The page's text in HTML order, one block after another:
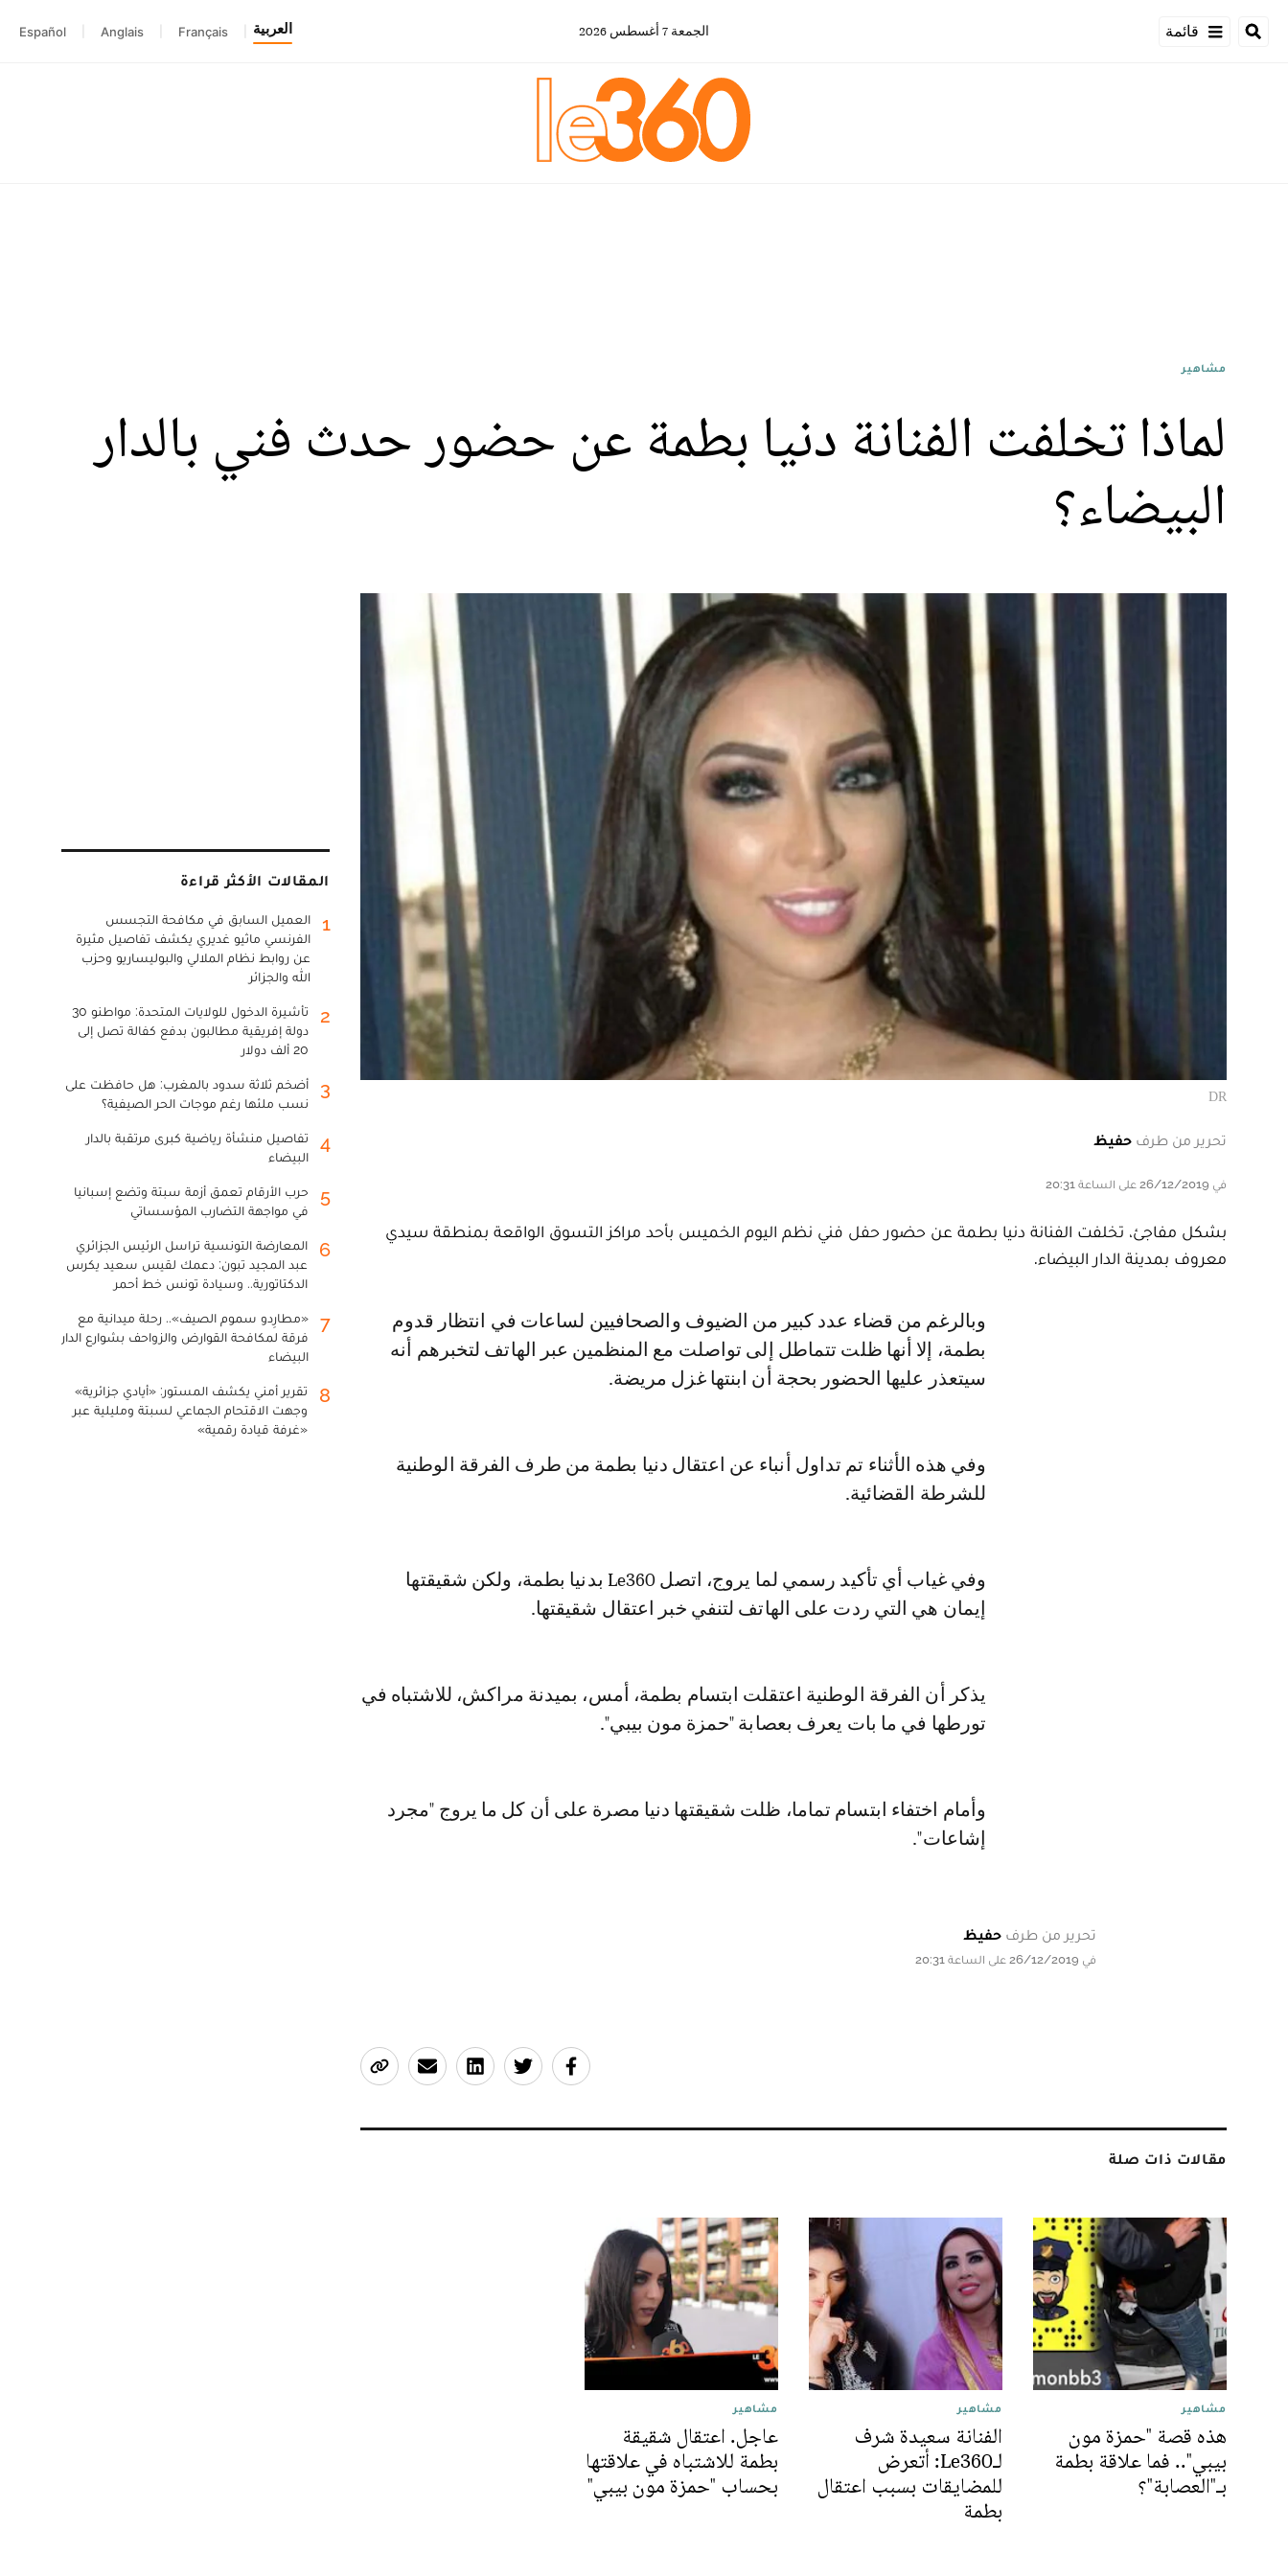
قائمة الجمعة 7 أغسطس 2026 العربية Français
Anglais
Español
مشاهير
لماذا تخلفت الفنانة دنيا بطمة عن حضور حدث فني بالدار
البيضاء؟
DR
تحرير من طرف حفيظ
في 26/12/2019 على الساعة 20:31
بشكل مفاجئ، تخلفت الفنانة دنيا بطمة عن حضور حفل فني نظم اليوم الخميس بأحد مراكز التسوق الواقعة بمنطقة سيدي
معروف بمدينة الدار البيضاء.
وبالرغم من قضاء عدد كبير من الضيوف والصحافيين لساعات في انتظار قدوم
بطمة، إلا أنها ظلت تتماطل إلى تواصلت مع المنظمين عبر الهاتف لتخبرهم أنه
سيتعذر عليها الحضور بحجة أن ابنتها غزل مريضة.
وفي هذه الأثناء تم تداول أنباء عن اعتقال دنيا بطمة من طرف الفرقة الوطنية
للشرطة القضائية.
وفي غياب أي تأكيد رسمي لما يروج، اتصل Le360 بدنيا بطمة، ولكن شقيقتها
إيمان هي التي ردت على الهاتف لتنفي خبر اعتقال شقيقتها.
يذكر أن الفرقة الوطنية اعتقلت ابتسام بطمة، أمس، بميدنة مراكش، للاشتباه في
تورطها في ما بات يعرف بعصابة "حمزة مون بيبي".
وأمام اختفاء ابتسام تماما، ظلت شقيقتها دنيا مصرة على أن كل ما يروج "مجرد
إشاعات".
تحرير من طرف حفيظ
في 26/12/2019 على الساعة 20:31
مقالات ذات صلة
مشاهير
هذه قصة "حمزة مون
بيبي".. فما علاقة بطمة
بـ"العصابة"؟
مشاهير
الفنانة سعيدة شرف
لـLe360: أتعرض
للمضايقات بسبب اعتقال
بطمة
مشاهير
عاجل. اعتقال شقيقة
بطمة للاشتباه في علاقتها
بحساب "حمزة مون بيبي"
المقالات الأكثر قراءة
1
العميل السابق في مكافحة التجسس
الفرنسي ماثيو غديري يكشف تفاصيل مثيرة
عن روابط نظام الملالي والبوليساريو وحزب
الله والجزائر
2
تأشيرة الدخول للولايات المتحدة: مواطنو 30
دولة إفريقية مطالبون بدفع كفالة تصل إلى
20 ألف دولار
3
أضخم ثلاثة سدود بالمغرب: هل حافظت على
نسب ملئها رغم موجات الحر الصيفية؟
4
تفاصيل منشأة رياضية كبرى مرتقبة بالدار
البيضاء
5
حرب الأرقام تعمق أزمة سبتة وتضع إسبانيا
في مواجهة التضارب المؤسساتي
6
المعارضة التونسية تراسل الرئيس الجزائري
عبد المجيد تبون: دعمك لقيس سعيد يكرس
الدكتاتورية.. وسيادة تونس خط أحمر
7
«مطارِدو سموم الصيف».. رحلة ميدانية مع
فرقة لمكافحة القوارض والزواحف بشوارع الدار
البيضاء
8
تقرير أمني يكشف المستور: «أيادي جزائرية»
وجهت الاقتحام الجماعي لسبتة ومليلية عبر
«غرفة قيادة رقمية»